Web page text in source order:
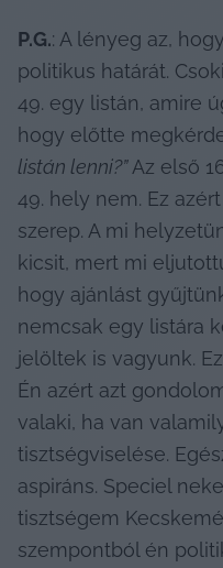
P.G.: A lényeg az,
politikus határát.
49. egy listán, amire
hogy előtte
listán lenni?” Az első
49. hely nem. Ez
szerep. A mi
kicsit, mert mi
hogy ajánlást
nemcsak egy listára
jelöltek is vagyunk.
Én azért azt
valaki, ha van
tisztségviselése.
aspiráns. Speciel
tisztségem
szempontból én